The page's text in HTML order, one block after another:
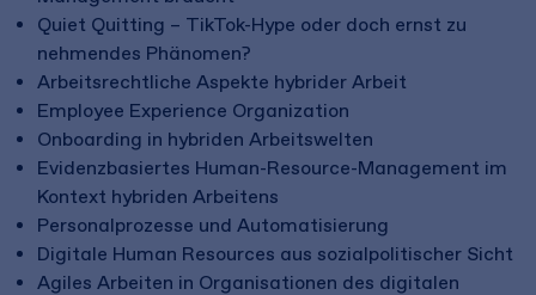
Quiet Quitting – TikTok-Hype oder doch ernst zu
nehmendes Phänomen?
Arbeitsrechtliche Aspekte hybrider Arbeit
Employee Experience Organization
Onboarding in hybriden Arbeitswelten
Evidenzbasiertes Human-Resource-Management im
Kontext hybriden Arbeitens
Personalprozesse und Automatisierung
Digitale Human Resources aus sozialpolitischer Sicht
Agiles Arbeiten in Organisationen des digitalen